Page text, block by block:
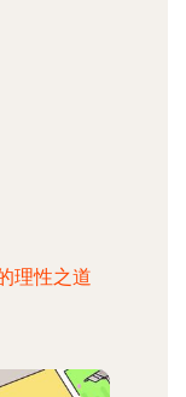
理性之道